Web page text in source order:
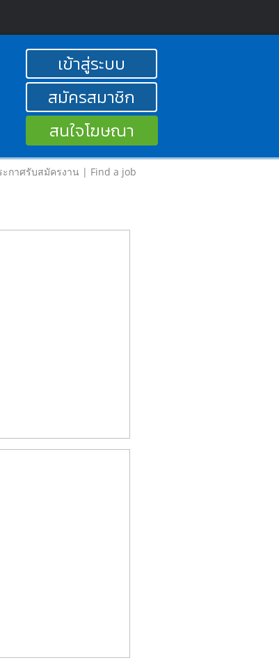
เข้าสู่ระบบ
สมัครสมาชิก
สนใจโฆษณา
กาศรับสมัครงาน | Find a job